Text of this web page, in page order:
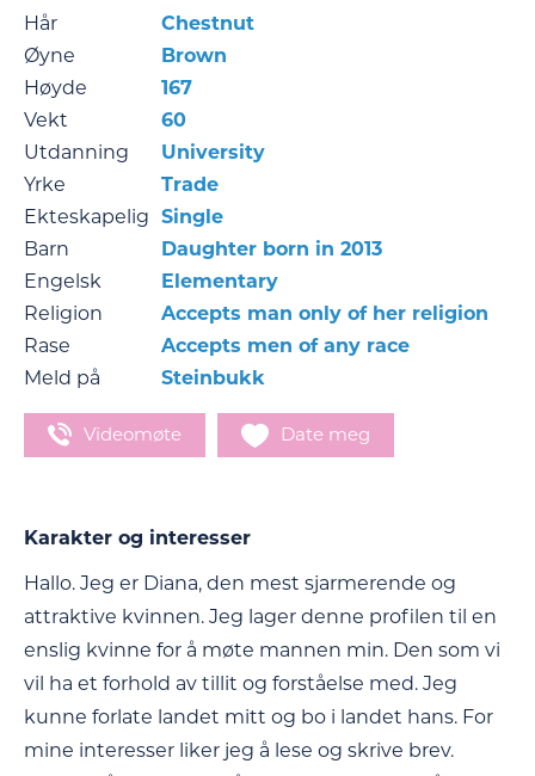
Hår
Chestnut
Øyne
Brown
Høyde
167
Vekt
60
Utdanning
University
Yrke
Trade
Ekteskapelig Single
Barn
Daughter born in 2013
Engelsk
Elementary
Religion
Accepts man only of her religion
Rase
Accepts men of any race
Meld på
Steinbukk
Videomøte Date meg
Karakter og interesser
Hallo. Jeg er Diana, den mest sjarmerende og
attraktive kvinnen. Jeg lager denne profilen til en
enslig kvinne for å møte mannen min. Den som vi
vil ha et forhold av tillit og forståelse med. Jeg
kunne forlate landet mitt og bo i landet hans. For
mine interesser liker jeg å lese og skrive brev.